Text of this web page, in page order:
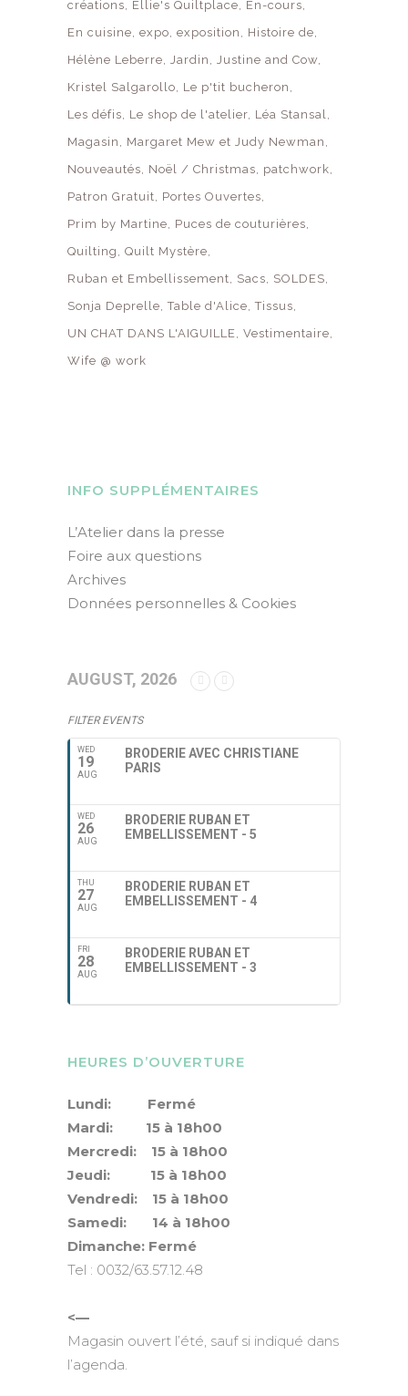
créations
Ellie's Quiltplace
En-cours
En cuisine expo exposition
Histoire de
Hélène Leberre Jardin
Justine and Cow
Kristel Salgarollo
Le p'tit bucheron
Les défis
Le shop de l'atelier Léa Stansal
Magasin
Margaret Mew et Judy Newman
Nouveautés
Noël / Christmas
patchwork
Patron Gratuit
Portes Ouvertes
Prim by Martine
Puces de couturières
Quilting
Quilt Mystère
Ruban et Embellissement
Sacs
SOLDES
Sonja Deprelle Table d'Alice Tissus
UN CHAT DANS L'AIGUILLE Vestimentaire
Wife @ work
INFO SUPPLÉMENTAIRES
L’Atelier dans la presse
Foire aux questions
Archives
Données personnelles & Cookies
AUGUST, 2026
FILTER EVENTS
WED
19
AUG
BRODERIE AVEC CHRISTIANE
PARIS
WED
26
AUG
BRODERIE RUBAN ET
EMBELLISSEMENT - 5
THU
27
AUG
BRODERIE RUBAN ET
EMBELLISSEMENT - 4
FRI
28
AUG
BRODERIE RUBAN ET
EMBELLISSEMENT - 3
HEURES D’OUVERTURE
Lundi: Fermé
Mardi: 15 à 18h00
Mercredi: 15 à 18h00
Jeudi: 15 à 18h00
Vendredi: 15 à 18h00
Samedi: 14 à 18h00
Dimanche: Fermé
Tel : 0032/63.57.12.48
<—
Magasin ouvert l’été, sauf si indiqué dans
l’agenda.